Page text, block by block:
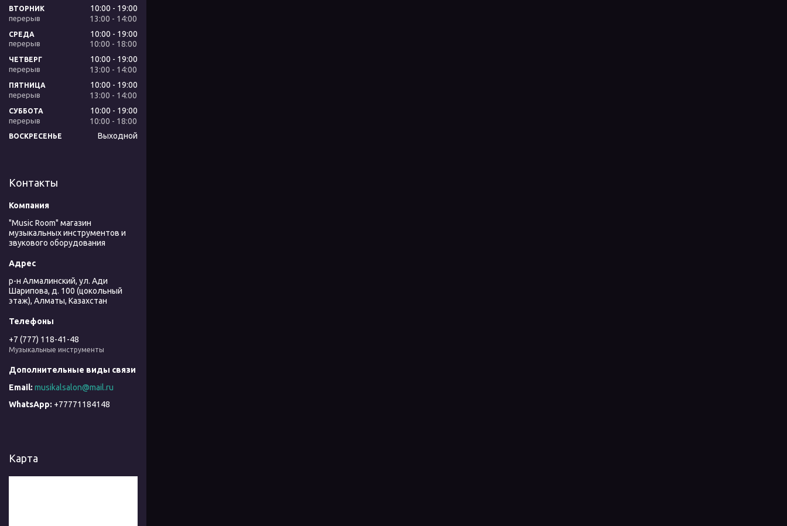
ВТОРНИК 10:00
19:00
13:00
14:00
СРЕДА 10:00
19:00
10:00
18:00
ЧЕТВЕРГ 10:00
19:00
13:00
14:00
ПЯТНИЦА 10:00
19:00
13:00
14:00
СУББОТА 10:00
19:00
10:00
18:00
ВОСКРЕСЕНЬЕ Выходной
Контакты
"Music Room" магазин
музыкальных инструментов и
звукового оборудования
р-н Алмалинский, ул. Ади
Шарипова, д. 100 (цокольный
этаж), Алматы, Казахстан
+7 (777) 118-41-48
Музыкальные инструменты
musikalsalon@mail.ru
+77771184148
Карта